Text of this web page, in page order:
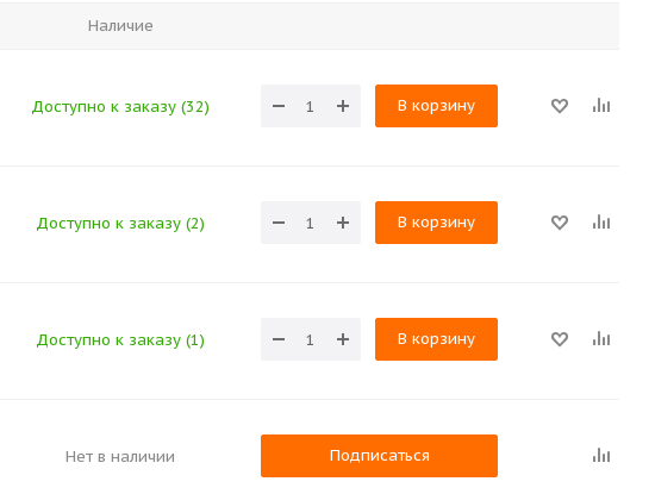
Наличие
Доступно к заказу (32) В корзину
Доступно к заказу (2) В корзину
Доступно к заказу (1) В корзину
Нет в наличии Подписаться